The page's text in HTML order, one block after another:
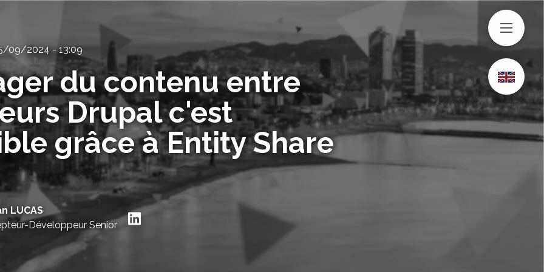
MENU
09/2024 - 13:09
du contenu entre
Drupal c'est
grâce à Entity Share
LUCAS
Développeur Senior
Suivre Nathan LUCAS sur LinkedIn